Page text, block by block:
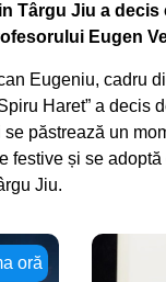
Târgu Jiu a
Eugen
Eugeniu, cadru
Haret” a decis
păstrează un
festive și se
Jiu.
oră